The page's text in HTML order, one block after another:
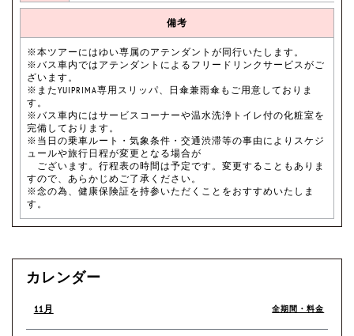
備考
※本ツアーにはゆい専属のアテンダントが同行いたします。
※バス車内ではアテンダントによるフリードリンクサービスがご
ざいます。
※またYUIPRIMA専用スリッパ、日傘兼雨傘もご用意しておりま
す。
※バス車内にはサービスコーナーや温水洗浄トイレ付の化粧室を
完備しております。
※当日の乗車ルート・気象条件・交通渋滞等の事由によりスケジ
ュールや旅行日程が変更となる場合が
ございます。行程表の時間は予定です。変更することもありま
すので、あらかじめご了承ください。
※念の為、健康保険証を持参いただくことをおすすめいたしま
す。
カレンダー
11月 全期間・料金